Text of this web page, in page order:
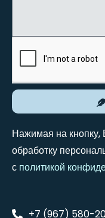
Нажимая на кнопку,
обработку
с политикой
+7 (967) 580-